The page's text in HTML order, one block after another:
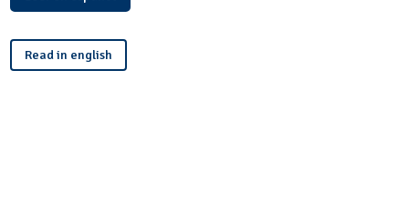
Read in english